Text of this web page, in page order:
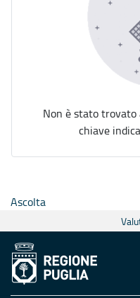
Non è stato
chiave
Ascolta